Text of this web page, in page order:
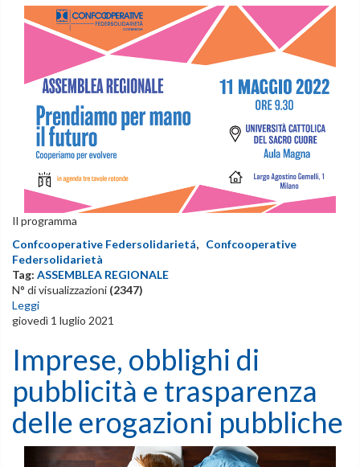
Il programma
Confcooperative Federsolidarietá, Confcooperative
Federsolidarietà
Tag: ASSEMBLEA REGIONALE
N° di visualizzazioni (2347)
Leggi
giovedì 1 luglio 2021
Imprese, obblighi di
pubblicità e trasparenza
delle erogazioni pubbliche